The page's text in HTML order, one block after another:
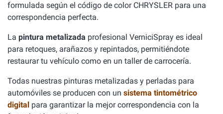
formulada según el código de color CHRYSLER para una
correspondencia perfecta.
La pintura metalizada profesional VerniciSpray es ideal
para retoques, arañazos y repintados, permitiéndote
restaurar tu vehículo como en un taller de carrocería.
Todas nuestras pinturas metalizadas y perladas para
automóviles se producen con un sistema tintométrico
digital para garantizar la mejor correspondencia con la